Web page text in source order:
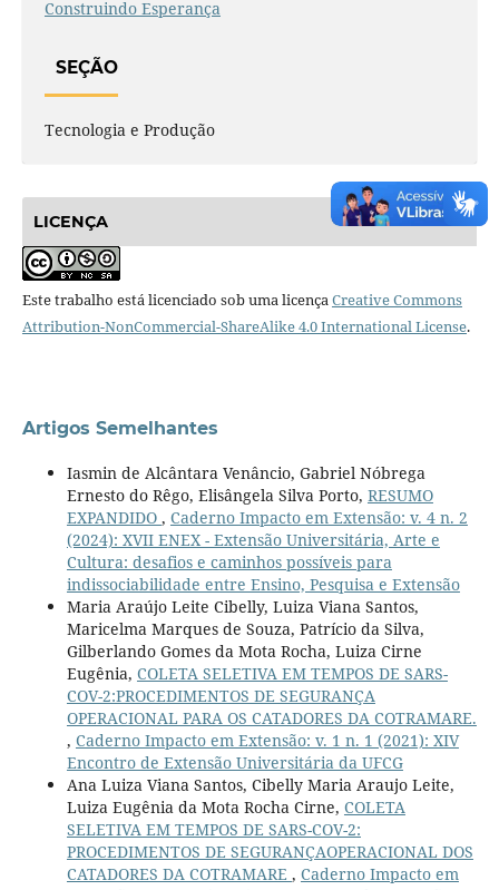
Construindo Esperança
SEÇÃO
Tecnologia e Produção
LICENÇA
Este trabalho está licenciado sob uma licençaCreative Commons
Attribution-NonCommercial-ShareAlike 4.0 International License.
Artigos Semelhantes
Iasmin de Alcântara Venâncio, Gabriel Nóbrega
Ernesto do Rêgo, Elisângela Silva Porto, RESUMO
EXPANDIDO , Caderno Impacto em Extensão: v. 4 n. 2
(2024): XVII ENEX - Extensão Universitária, Arte e
Cultura: desafios e caminhos possíveis para
indissociabilidade entre Ensino, Pesquisa e Extensão
Maria Araújo Leite Cibelly, Luiza Viana Santos,
Maricelma Marques de Souza, Patrício da Silva,
Gilberlando Gomes da Mota Rocha, Luiza Cirne
Eugênia, COLETA SELETIVA EM TEMPOS DE SARS-
COV-2:PROCEDIMENTOS DE SEGURANÇA
OPERACIONAL PARA OS CATADORES DA COTRAMARE.
, Caderno Impacto em Extensão: v. 1 n. 1 (2021): XIV
Encontro de Extensão Universitária da UFCG
Ana Luiza Viana Santos, Cibelly Maria Araujo Leite,
Luiza Eugênia da Mota Rocha Cirne, COLETA
SELETIVA EM TEMPOS DE SARS-COV-2:
PROCEDIMENTOS DE SEGURANÇAOPERACIONAL DOS
CATADORES DA COTRAMARE , Caderno Impacto em